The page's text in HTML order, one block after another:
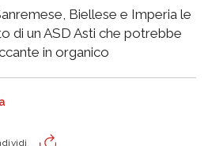
Biellese e Imperia le
di un ASD Asti che potrebbe
in organico